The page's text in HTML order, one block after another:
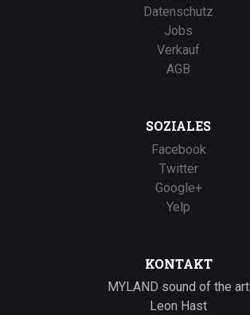
Datenschutz
Jobs
Verkauf
AGB
SOZIALES
Facebook
Twitter
Google+
Yelp
KONTAKT
MYLAND sound of the art
Leon Hast